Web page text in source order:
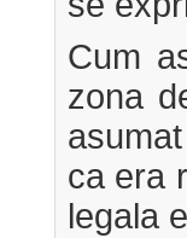
Cum
zona
ca era
legala